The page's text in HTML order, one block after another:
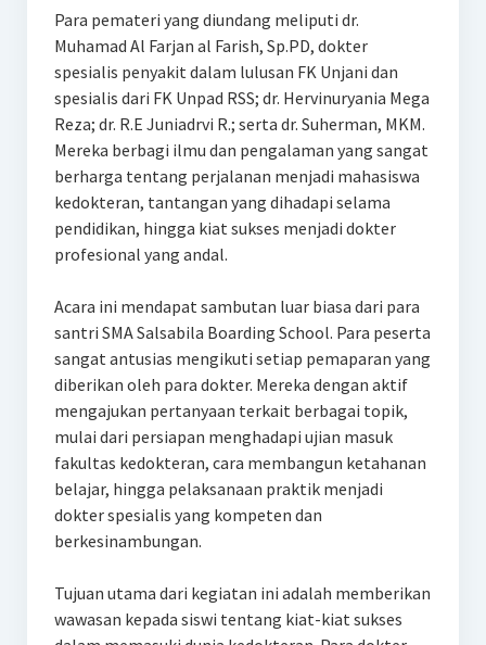
Para pemateri yang diundang meliputi dr.
Muhamad Al Farjan al Farish, Sp.PD, dokter
spesialis penyakit dalam lulusan FK Unjani dan
spesialis dari FK Unpad RSS; dr. Hervinuryania Mega
Reza; dr. R.E Juniadrvi R.; serta dr. Suherman, MKM.
Mereka berbagi ilmu dan pengalaman yang sangat
berharga tentang perjalanan menjadi mahasiswa
kedokteran, tantangan yang dihadapi selama
pendidikan, hingga kiat sukses menjadi dokter
profesional yang andal.
Acara ini mendapat sambutan luar biasa dari para
santri SMA Salsabila Boarding School. Para peserta
sangat antusias mengikuti setiap pemaparan yang
diberikan oleh para dokter. Mereka dengan aktif
mengajukan pertanyaan terkait berbagai topik,
mulai dari persiapan menghadapi ujian masuk
fakultas kedokteran, cara membangun ketahanan
belajar, hingga pelaksanaan praktik menjadi
dokter spesialis yang kompeten dan
berkesinambungan.
Tujuan utama dari kegiatan ini adalah memberikan
wawasan kepada siswi tentang kiat-kiat sukses